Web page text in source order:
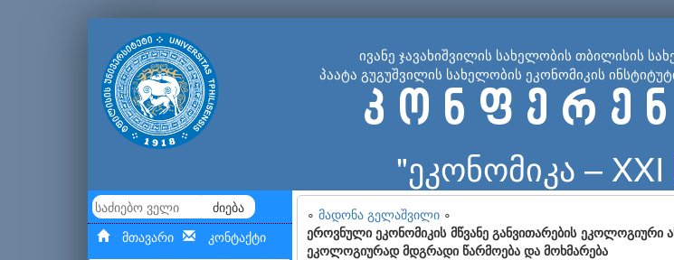
ივანე ჯავახიშვილის სახელობის თბილისის
პაატა გუგუშვილის სახელობის ეკონომიკის
კ ო ნ ფ ე რ ე ნ
"ეკონომიკა – XXI
ძიება
მთავარი კონტაქტი
∘ მადონა გელაშვილი ∘
ეროვნული ეკონომიკის მწვანე განვითარების ეკოლოგიური
ეკოლოგიურად მდგრადი წარმოება და მოხმარება